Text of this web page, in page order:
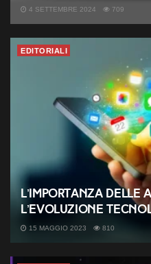
4 SETTEMBRE 2024 709
EDITORIALI
L’importanza delle
l’evoluzione
15 MAGGIO 2023 810